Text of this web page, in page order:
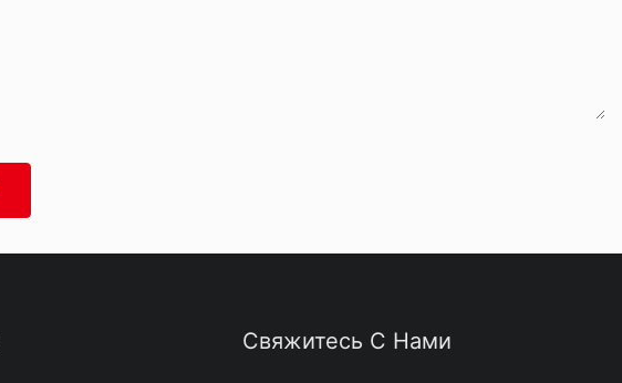
Свяжитесь С Нами